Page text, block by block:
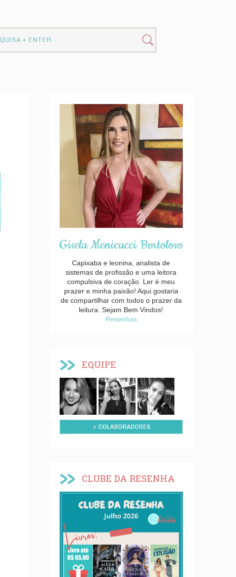
Gisela Menicucci Bortoloso
Capixaba e leonina, analista de
sistemas de profissão e uma leitora
compulsiva de coração. Ler é meu
prazer e minha paixão! Aqui gostaria
de compartilhar com todos o prazer da
leitura. Sejam Bem Vindos!
Resenhas
EQUIPE
CLUBE DA RESENHA